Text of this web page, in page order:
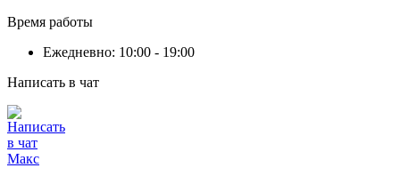
Время работы
Ежедневно: 10:00 - 19:00
Написать в чат